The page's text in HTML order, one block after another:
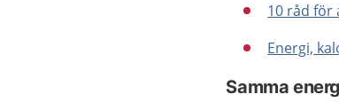
10 råd för
Energi,
Samma